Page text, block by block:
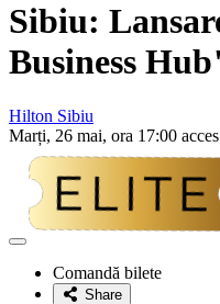
Sibiu:
Business
Hilton Sibiu
Marți, 26 mai, ora 17:00
Adaugă
favoriteComandă bilete
Share